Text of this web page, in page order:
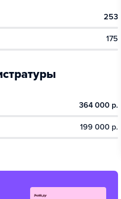
253
175
364 000 р.
199 000 р.